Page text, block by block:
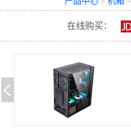
在线购买：